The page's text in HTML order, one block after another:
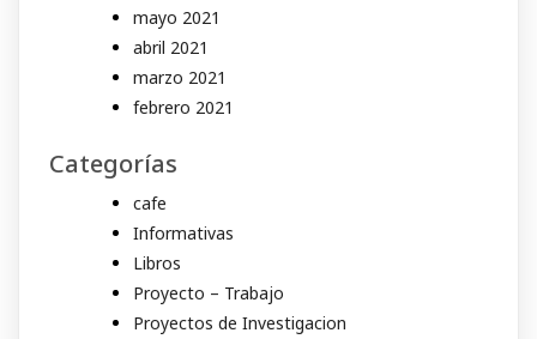
mayo 2021
abril 2021
marzo 2021
febrero 2021
Categorías
cafe
Informativas
Libros
Proyecto – Trabajo
Proyectos de Investigacion